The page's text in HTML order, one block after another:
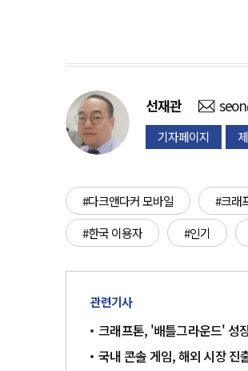
선재관
기자페이지
#다크앤다커 모바일 #크래
#한국 이용자
#인기
관련기사
크래프톤, '배틀그라운드' 성
국내 콘솔 게임, 해외 시장